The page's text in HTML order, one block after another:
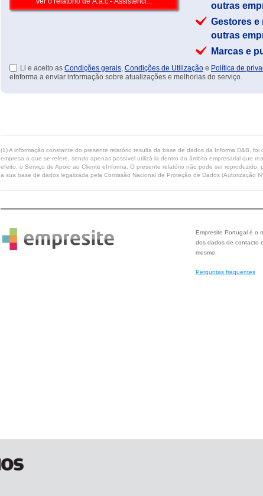
outras
Gestores e
outras
Marcas e
Li e aceito as Condições gerais, Condições de Utilização e Política de
eInforma a enviar informação sobre atualizações e melhorias do serviço.
(1) A informação constante do presente relatório resulta da base de dados da Informa D&B,
empresa a que se refere, sendo apenas possível utilizá-la dentro do âmbito empresarial que
efeito, o Serviço de Apoio ao Cliente eInforma. O presente relatório não pode ser
a sua base de dados legalizada pela Comissão Nacional de Proteção de Dados (Autorização
Empresite Portugal é o
dos dados de contacto
mesmo.
Perguntas frequentes